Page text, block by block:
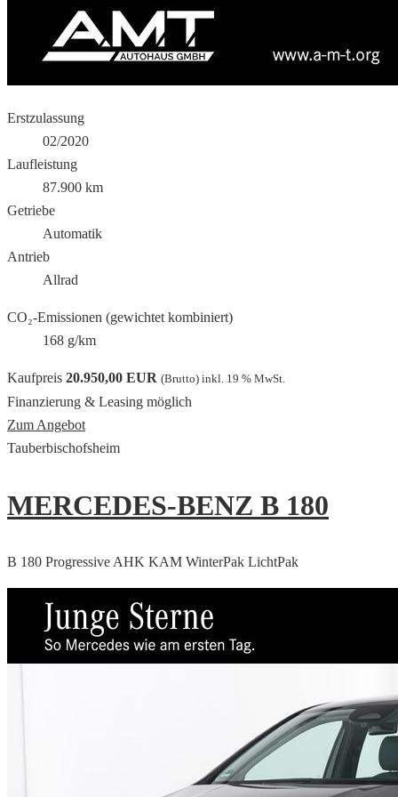
Erstzulassung
02/2020
Laufleistung
87.900 km
Getriebe
Automatik
Antrieb
Allrad
CO₂-Emissionen (gewichtet kombiniert)
168 g/km
Kaufpreis 20.950,00 EUR (Brutto) inkl. 19 % MwSt.
Finanzierung & Leasing möglich
Zum Angebot
Tauberbischofsheim
MERCEDES-BENZ B 180
B 180 Progressive AHK KAM WinterPak LichtPak